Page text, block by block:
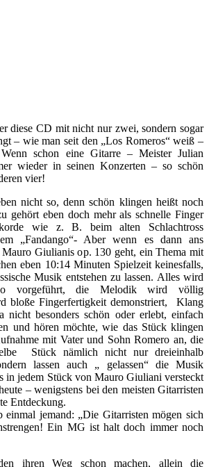
diese CD mit nicht nur zwei, sondern sogar
– wie man seit den „Los Romeros“ weiß –
Wenn schon eine Gitarre – Meister Julian
wieder in seinen Konzerten – so schön
vier!
nicht so, denn schön klingen heißt noch
gehört eben doch mehr als schnelle Finger
wie z. B. beim alten Schlachtross
„Fandango“- Aber wenn es dann ans
Giulianis op. 130 geht, ein Thema mit
eben 10:14 Minuten Spielzeit keinesfalls,
Musik entstehen zu lassen. Alles wird
vorgeführt, die Melodik wird völlig
bloße Fingerfertigkeit demonstriert, Klang
nicht besonders schön oder erlebt, einfach
und hören möchte, wie das Stück klingen
mit Vater und Sohn Romero an, die
Stück nämlich nicht nur dreieinhalb
lassen auch „ gelassen“ die Musik
in jedem Stück von Mauro Giuliani versteckt
– wenigstens bei den meisten Gitarristen
Entdeckung.
jemand: „Die Gitarristen mögen sich
Ein MG ist halt doch immer noch
ihren Weg schon machen, allein die